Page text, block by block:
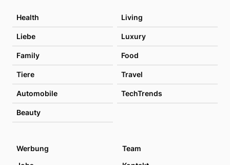
Health Living
Liebe Luxury
Family Food
Tiere Travel
Automobile TechTrends
Beauty
Werbung
Team